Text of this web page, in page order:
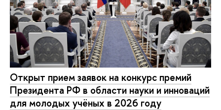
Открыт прием заявок на конкурс премий
Президента РФ в области науки и инноваций
для молодых учёных в 2026 году